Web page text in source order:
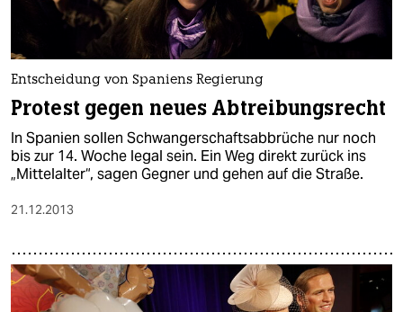
Entscheidung von Spaniens Regierung
Protest gegen neues Abtreibungsrecht
In Spanien sollen Schwangerschaftsabbrüche nur noch
bis zur 14. Woche legal sein. Ein Weg direkt zurück ins
„Mittelalter“, sagen Gegner und gehen auf die Straße.
21.12.2013